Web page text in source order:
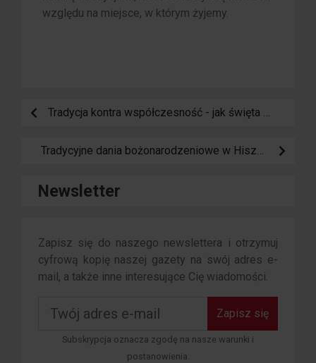
względu na miejsce, w którym żyjemy.
Tradycja kontra współczesność - jak święta ewoluowały na przestrzeni dekad
Tradycyjne dania bożonarodzeniowe w Hiszpanii
Newsletter
Zapisz się do naszego newslettera i otrzymuj
cyfrową kopię naszej gazety na swój adres e-
mail, a także inne interesujące Cię wiadomości.
Zapisz się
Subskrypcja oznacza zgodę na nasze warunki i
postanowienia.